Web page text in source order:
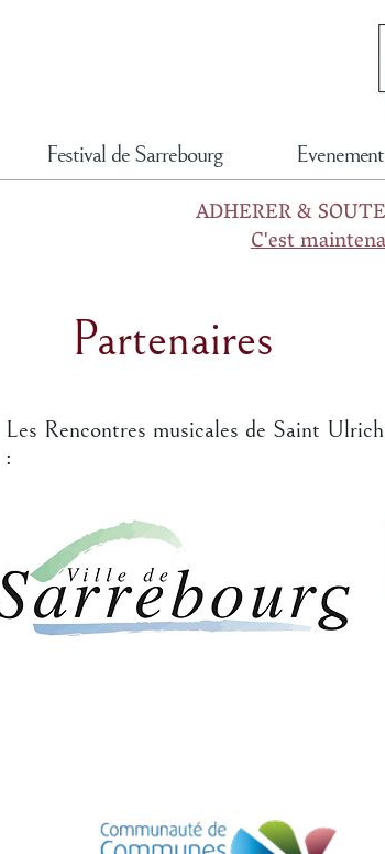
Festival de Sarrebourg
ADHERER &
C'est
Partenaires
Les Rencontres musicales de Saint
: